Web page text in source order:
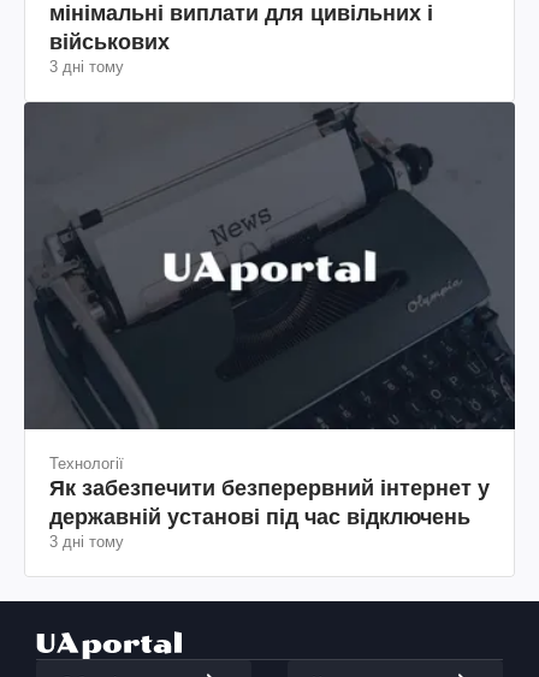
мінімальні виплати для цивільних і
військових
3 дні тому
Технології
Як забезпечити безперервний інтернет у
державній установі під час відключень
3 дні тому